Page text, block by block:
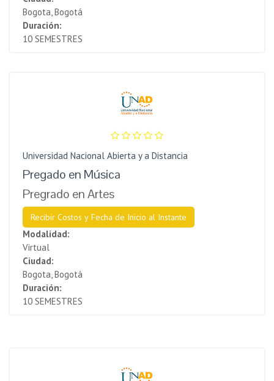
Bogota, Bogotá
Duración:
10 SEMESTRES
Universidad Nacional Abierta y a Distancia
Pregado en Música
Pregrado en Artes
Recibir Costos y Fecha de Inicio al Instante
Modalidad:
Virtual
Ciudad:
Bogota, Bogotá
Duración:
10 SEMESTRES